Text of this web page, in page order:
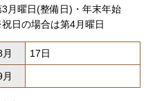
3月曜日(整備日)・年末年始
日の場合は第4月曜日
月 17日
月